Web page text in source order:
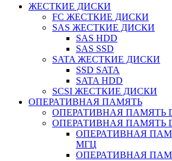
ЖЕСТКИЕ ДИСКИ
FC ЖЕСТКИЕ ДИСКИ
SAS ЖЕСТКИЕ ДИСКИ
SAS HDD
SAS SSD
SATA ЖЕСТКИЕ ДИСКИ
SSD SATA
SATA HDD
SCSI ЖЕСТКИЕ ДИСКИ
ОПЕРАТИВНАЯ ПАМЯТЬ
ОПЕРАТИВНАЯ ПАМЯТЬ
ОПЕРАТИВНАЯ ПАМЯТЬ
ОПЕРАТИВНАЯ
МГЦ
ОПЕРАТИВНАЯ